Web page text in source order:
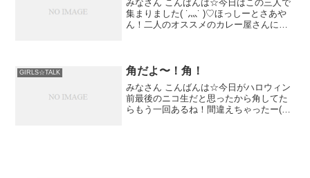
みなさん こんばんは☆今日はこの三人で
集まりました( ˙灬˙ )♡ほっしーとさあや
ん！二人のオススメのカレー屋さんに連
GIRLS☆TALK 角だよ〜！角！
みなさん こんばんは☆今日がハロウィン
前最後のニコ生だと思ったから角してた
らもう一回あるね！間違えちゃったー(T ^